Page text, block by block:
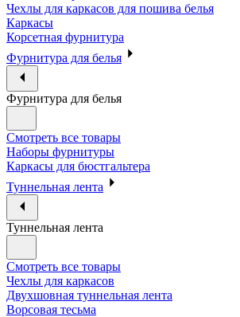
Чехлы для каркасов для пошива белья
Каркасы
Корсетная фурнитура
Фурнитура для белья
Фурнитура для белья
Смотреть все товары
Наборы фурнитуры
Каркасы для бюстгальтера
Туннельная лента
Туннельная лента
Смотреть все товары
Чехлы для каркасов
Двухшовная туннельная лента
Ворсовая тесьма